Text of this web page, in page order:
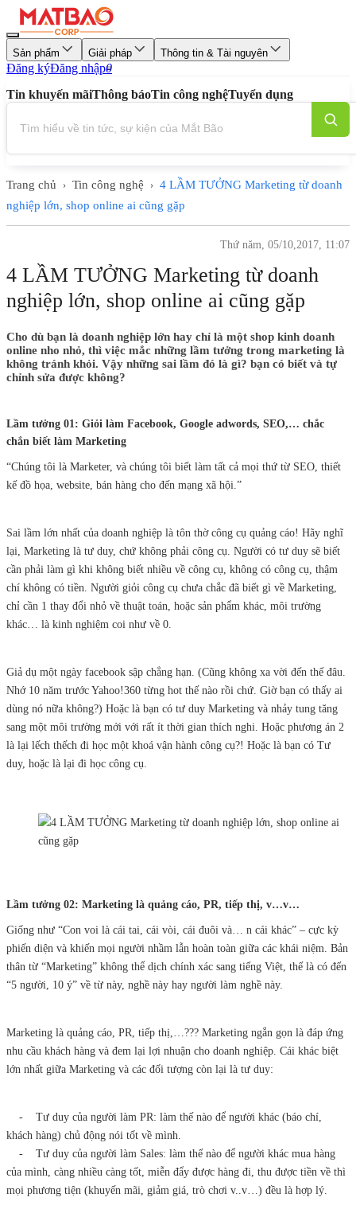
Sản phẩm Giải pháp Thông tin & Tài nguyên
Đăng kýĐăng nhập0
Tin khuyến mãiThông báoTin công nghệTuyển dụng
Trang chủ › Tin công nghệ › 4 LẦM TƯỞNG Marketing từ doanh
nghiệp lớn, shop online ai cũng gặp
Thứ năm, 05/10,2017, 11:07
4 LẦM TƯỞNG Marketing từ doanh
nghiệp lớn, shop online ai cũng gặp
Cho dù bạn là doanh nghiệp lớn hay chỉ là một shop kinh doanh
online nho nhỏ, thì việc mắc những lầm tưởng trong marketing là
không tránh khỏi. Vậy những sai lầm đó là gì? bạn có biết và tự
chỉnh sửa được không?
Lầm tưởng 01: Giỏi làm Facebook, Google adwords, SEO,… chắc
chắn biết làm Marketing
“Chúng tôi là Marketer, và chúng tôi biết làm tất cả mọi thứ từ SEO, thiết
kế đồ họa, website, bán hàng cho đến mạng xã hội.”
Sai lầm lớn nhất của doanh nghiệp là tôn thờ công cụ quảng cáo! Hãy nghĩ
lại, Marketing là tư duy, chứ không phải công cụ. Người có tư duy sẽ biết
cần phải làm gì khi không biết nhiều về công cụ, không có công cụ, thậm
chí không có tiền. Người giỏi công cụ chưa chắc đã biết gì về Marketing,
chỉ cần 1 thay đổi nhỏ về thuật toán, hoặc sản phẩm khác, môi trường
khác… là kinh nghiệm coi như về 0.
Giả dụ một ngày facebook sập chẳng hạn. (Cũng không xa vời đến thế đâu.
Nhớ 10 năm trước Yahoo!360 từng hot thế nào rồi chứ. Giờ bạn có thấy ai
dùng nó nữa không?) Hoặc là bạn có tư duy Marketing và nhảy tung tăng
sang một môi trường mới với rất ít thời gian thích nghi. Hoặc phương án 2
là lại lếch thếch đi học một khoá vận hành công cụ?! Hoặc là bạn có Tư
duy, hoặc là lại đi học công cụ.
Lầm tưởng 02: Marketing là quảng cáo, PR, tiếp thị, v…v…
Giống như “Con voi là cái tai, cái vòi, cái đuôi và… n cái khác” – cực kỳ
phiến diện và khiến mọi người nhầm lẫn hoàn toàn giữa các khái niệm. Bản
thân từ “Marketing” không thể dịch chính xác sang tiếng Việt, thế là có đến
“5 người, 10 ý” về từ này, nghề này hay người làm nghề này.
Marketing là quảng cáo, PR, tiếp thị,…??? Marketing ngắn gọn là đáp ứng
nhu cầu khách hàng và đem lại lợi nhuận cho doanh nghiệp. Cái khác biệt
lớn nhất giữa Marketing và các đối tượng còn lại là tư duy:
- Tư duy của người làm PR: làm thế nào để người khác (báo chí,
khách hàng) chủ động nói tốt về mình.
- Tư duy của người làm Sales: làm thế nào để người khác mua hàng
của mình, càng nhiều càng tốt, miễn đẩy được hàng đi, thu được tiền về thì
mọi phương tiện (khuyến mãi, giảm giá, trò chơi v..v…) đều là hợp lý.